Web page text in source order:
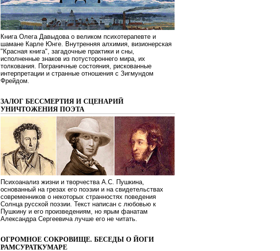
Книга Олега Давыдова о великом психотерапевте и
шамане Карле Юнге. Внутренняя алхимия, визионерская
"Красная книга", загадочные практики и сны,
исполненные знаков из потустороннего мира, их
толкования. Пограничные состояния, рискованные
интерпретации и странные отношения с Зигмундом
Фрейдом.
ЗАЛОГ БЕССМЕРТИЯ И СЦЕНАРИЙ
УНИЧТОЖЕНИЯ ПОЭТА
Психоанализ жизни и творчества А.С. Пушкина,
основанный на грезах его поэзии и на свидетельствах
современников о некоторых странностях поведения
Солнца русской поэзии. Текст написан с любовью к
Пушкину и его произведениям, но ярым фанатам
Александра Сергеевича лучше его не читать.
ОГРОМНОЕ СОКРОВИЩЕ. БЕСЕДЫ О ЙОГИ
РАМСУРАТКУМАРЕ